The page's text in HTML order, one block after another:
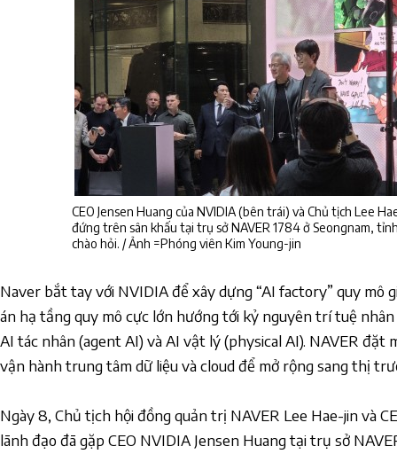
CEO Jensen Huang của NVIDIA (bên trái) và Chủ tịch Lee
đứng trên sân khấu tại trụ sở NAVER 1784 ở Seongnam,
chào hỏi. / Ảnh =Phóng viên Kim Young-jin
Naver bắt tay với NVIDIA để xây dựng “AI factory” quy mô
án hạ tầng quy mô cực lớn hướng tới kỷ nguyên trí tuệ
AI tác nhân (agent AI) và AI vật lý (physical AI). NAVER đặt
vận hành trung tâm dữ liệu và cloud để mở rộng sang thị
Ngày 8, Chủ tịch hội đồng quản trị NAVER Lee Hae-jin và
lãnh đạo đã gặp CEO NVIDIA Jensen Huang tại trụ sở